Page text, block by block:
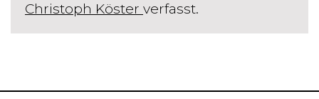
Christoph Köster verfasst.